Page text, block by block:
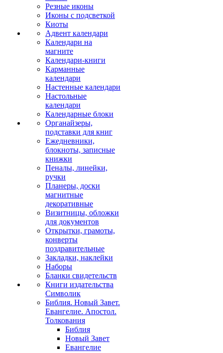
Резные иконы
Иконы с подсветкой
Киоты
Адвент календари
Календари на
магните
Календари-книги
Карманные
календари
Настенные календари
Настольные
календари
Календарные блоки
Органайзеры,
подставки для книг
Ежедневники,
блокноты, записные
книжки
Пеналы, линейки,
ручки
Планеры, доски
магнитные
декоративные
Визитницы, обложки
для документов
Открытки, грамоты,
конверты
поздравительные
Закладки, наклейки
Наборы
Бланки свидетельств
Книги издательства
Символик
Библия. Новый Завет.
Евангелие. Апостол.
Толкования
Библия
Новый Завет
Евангелие